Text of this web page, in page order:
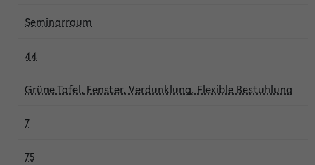
Seminarraum
44
Grüne Tafel, Fenster, Verdunklung, Flexible Bestuhlung
7
75